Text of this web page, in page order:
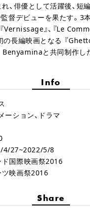
、俳優として活躍後、短
督デビューを果たす。3
Vernissage』、『Le
の長編映画となる 『
Benyaminaと共同制作し
Info
ーション、ドラマ
4/27~2022/5/8
ド国際映画祭2016
ツ映画祭2016
Share